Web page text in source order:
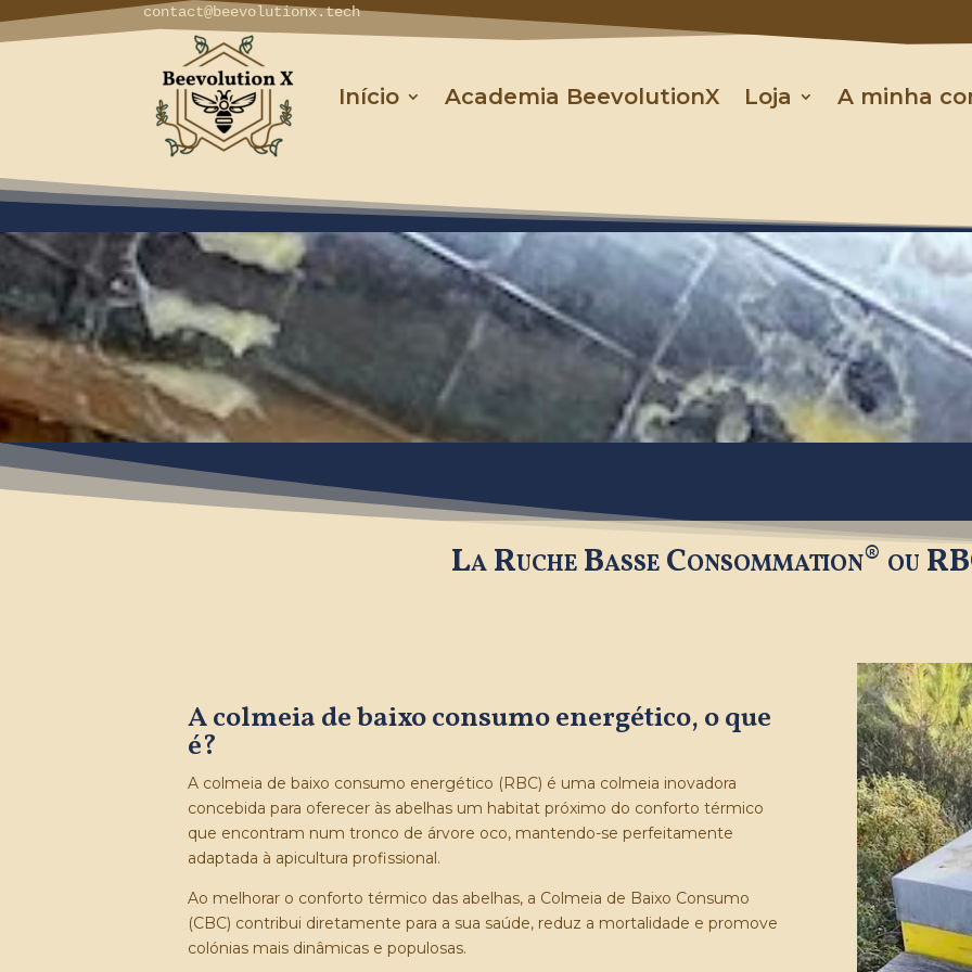
contact@beevolutionx.tech
Início Academia BeevolutionX Loja A minha
La Ruche Basse Consommation® ou
A colmeia de baixo consumo energético, o que
é?
A colmeia de baixo consumo energético (RBC) é uma colmeia inovadora
concebida para oferecer às abelhas um habitat próximo do conforto térmico
que encontram num tronco de árvore oco, mantendo-se perfeitamente
adaptada à apicultura profissional.
Ao melhorar o conforto térmico das abelhas, a Colmeia de Baixo Consumo
(CBC) contribui diretamente para a sua saúde, reduz a mortalidade e promove
colónias mais dinâmicas e populosas.